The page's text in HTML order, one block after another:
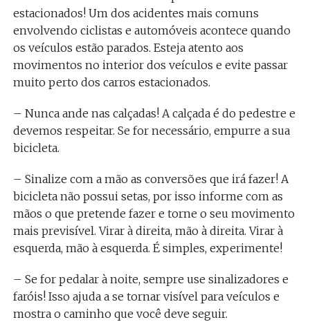
estacionados! Um dos acidentes mais comuns
envolvendo ciclistas e automóveis acontece quando
os veículos estão parados. Esteja atento aos
movimentos no interior dos veículos e evite passar
muito perto dos carros estacionados.
– Nunca ande nas calçadas! A calçada é do pedestre e
devemos respeitar. Se for necessário, empurre a sua
bicicleta.
– Sinalize com a mão as conversões que irá fazer! A
bicicleta não possui setas, por isso informe com as
mãos o que pretende fazer e torne o seu movimento
mais previsível. Virar à direita, mão à direita. Virar à
esquerda, mão à esquerda. É simples, experimente!
– Se for pedalar à noite, sempre use sinalizadores e
faróis! Isso ajuda a se tornar visível para veículos e
mostra o caminho que você deve seguir.